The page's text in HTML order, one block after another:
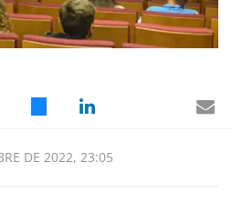
DE 2022, 23:05